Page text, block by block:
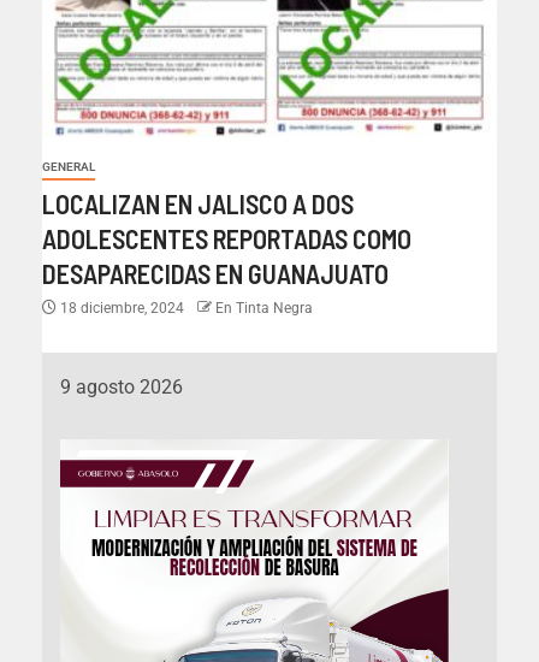
GENERAL
LOCALIZAN EN JALISCO A DOS
ADOLESCENTES REPORTADAS COMO
DESAPARECIDAS EN GUANAJUATO
18 diciembre, 2024 En Tinta Negra
9 agosto 2026